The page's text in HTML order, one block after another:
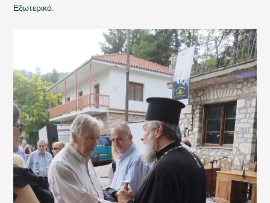
Εξωτερικό.